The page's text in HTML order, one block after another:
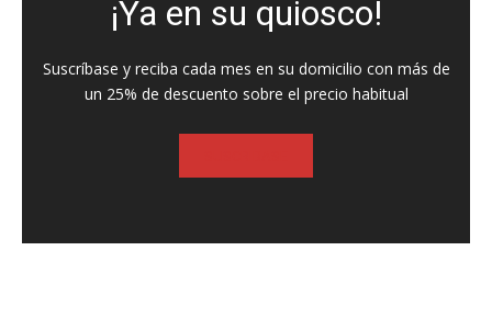
¡Ya en su quiosco!
Suscríbase y reciba cada mes en su domicilio con más de
un 25% de descuento sobre el precio habitual